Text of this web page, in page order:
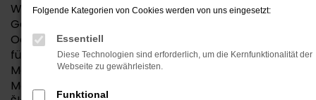
Wem die Entscheidung zwischen Neuwagen und
Gebrauchtwagen schwerfällt, findet in einem Škoda
Octavia Jahreswagen die perfekte Mobilitätslösung
für Ingolstadt und Umgebung. Angeboten werden
Modelle, die maximal vor zwölf Monaten zum ersten
Mal zugelassen wurden. In vielen Fällen stammen
Folgende Kategorien von Cookies werden von uns eingesetzt:
Essentiell
Diese Technologien sind erforderlich, um die Kernfunktionalität der
Webseite zu gewährleisten.
Funktional